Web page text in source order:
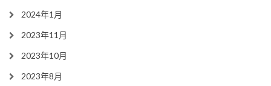
2024年1月
2023年11月
2023年10月
2023年8月